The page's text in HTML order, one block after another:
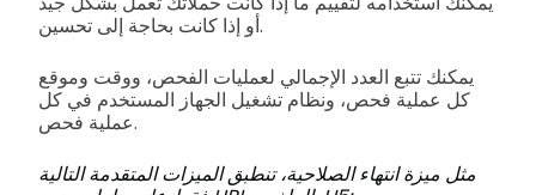
أو إذا كانت بحاجة إلى تحسين.
يمكنك تتبع العدد الإجمالي لعمليات الفحص، ووقت وموقع
كل عملية فحص، ونظام تشغيل الجهاز المستخدم في كل
عملية فحص.
مثل ميزة انتهاء الصلاحية، تنطبق الميزات المتقدمة التالية